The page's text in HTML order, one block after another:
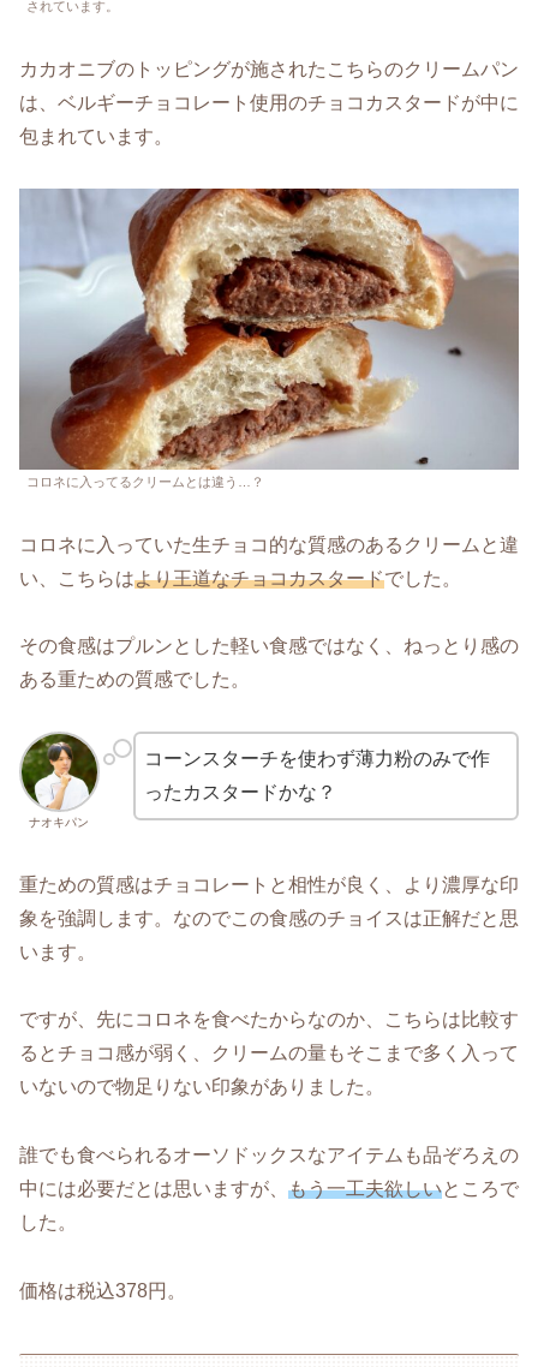
されています。
カカオニブのトッピングが施されたこちらのクリームパン
は、ベルギーチョコレート使用のチョコカスタードが中に
包まれています。
コロネに入ってるクリームとは違う…？
コロネに入っていた生チョコ的な質感のあるクリームと違
い、こちらはより王道なチョコカスタードでした。
その食感はプルンとした軽い食感ではなく、ねっとり感の
ある重ための質感でした。
ナオキパン
コーンスターチを使わず薄力粉のみで作
ったカスタードかな？
重ための質感はチョコレートと相性が良く、より濃厚な印
象を強調します。なのでこの食感のチョイスは正解だと思
います。
ですが、先にコロネを食べたからなのか、こちらは比較す
るとチョコ感が弱く、クリームの量もそこまで多く入って
いないので物足りない印象がありました。
誰でも食べられるオーソドックスなアイテムも品ぞろえの
中には必要だとは思いますが、 もう一工夫欲しいところで
した。
価格は税込378円。